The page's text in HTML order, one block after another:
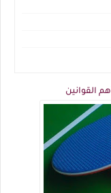
القوانين